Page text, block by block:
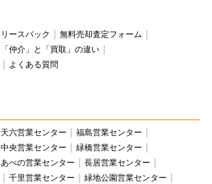
リースバック
無料売却査定フォーム
「仲介」と「買取」の違い
よくある質問
天六営業センター
福島営業センター
中央営業センター
緑橋営業センター
あべの営業センター
長居営業センター
千里営業センター
緑地公園営業センター